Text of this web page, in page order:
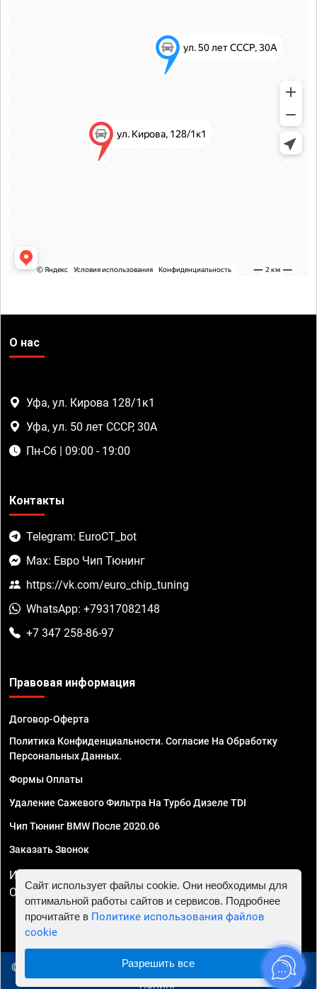
О нас
Уфа, ул. Кирова 128/1к1
Уфа, ул. 50 лет СССР, 30А
Пн-Сб | 09:00 - 19:00
Контакты
Telegram: EuroCT_bot
Max: Евро Чип Тюнинг
https://vk.com/euro_chip_tuning
WhatsApp: +79317082148
+7 347 258-86-97
Правовая информация
Договор-Оферта
Политика Конфиденциальности. Согласие На Обработку
Персональных Данных.
Формы Оплаты
Удаление Сажевого Фильтра На Турбо Дизеле TDI
Чип Тюнинг BMW После 2020.06
Заказать Звонок
ИП Смирнов Георгий Павлович. ИНН 781302555843,
ОГРНИП 324470400032610
© 2010 - 2026 Чип тюнинг в Уфе - Автосервис "Евро Чип
Тюнинг"
Сайт использует файлы cookie. Они необходимы для
оптимальной работы сайтов и сервисов. Подробнее
прочитайте в Политике использования файлов
cookie
Разрешить все